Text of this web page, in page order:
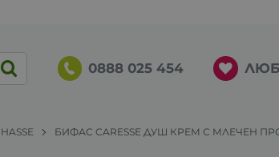
0888 025 454
БИФАС CARESSE ДУШ КРЕМ С МЛЕЧЕН